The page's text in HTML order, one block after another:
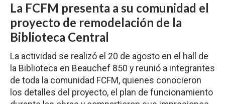
La FCFM presenta a su comunidad el
proyecto de remodelación de la
Biblioteca Central
La actividad se realizó el 20 de agosto en el hall de
la Biblioteca en Beauchef 850 y reunió a integrantes
de toda la comunidad FCFM, quienes conocieron
los detalles del proyecto, el plan de funcionamiento